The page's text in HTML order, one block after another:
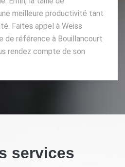
meilleure productivité tant
Faites appel à Weiss
de référence à Bouillancourt
rendez compte de son
services